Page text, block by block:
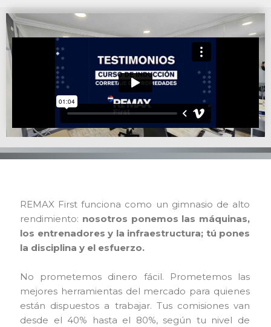
REMAX First funciona como un gimnasio de alto
rendimiento: nosotros ponemos las máquinas,
los entrenadores y la infraestructura; tú pones
la disciplina y el esfuerzo.
No prometemos dinero fácil. Prometemos las
mejores herramientas del mercado para quienes
están dispuestos a trabajar. Tus comisiones van
desde el 40% hasta el 80%, según tu nivel de